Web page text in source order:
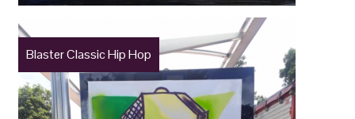
Blaster Classic Hip Hop